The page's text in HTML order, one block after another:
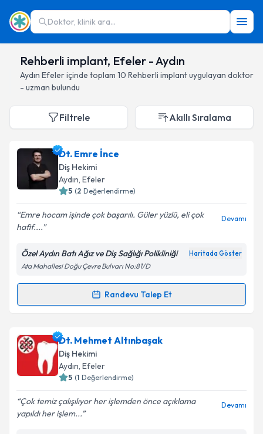
Doktor, klinik ara...
Rehberli implant, Efeler - Aydın
Aydın Efeleriçinde toplam 10 Rehberli implantuygulayan doktor
- uzman bulundu
Filtrele Akıllı Sıralama
Dt. Emre İnce
Diş Hekimi
Aydın, Efeler
5 (2 Değerlendirme)
Emre hocam işinde çok başarılı. Güler yüzlü, eli çok
hafif....
Devamı
Özel Aydın Batı Ağız ve Diş Sağlığı Polikliniği Haritada Göster
Ata Mahallesi Doğu Çevre Bulvarı No:81/D
Randevu Talep Et
Randevu Takvimi Talebi
Dt. Emre İnceiçin randevu takvimi talebi oluşturun.
Size bu uzmandan randevu almanız için bir takvim
hazırlandığında e-posta ile bilgilendireceğiz.
Dt. Mehmet Altınbaşak
Diş Hekimi
Aydın, Efeler
5 (1 Değerlendirme)
Çok temiz çalışılıyor her işlemden önce açıklama
yapıldı her işlem...
Devamı